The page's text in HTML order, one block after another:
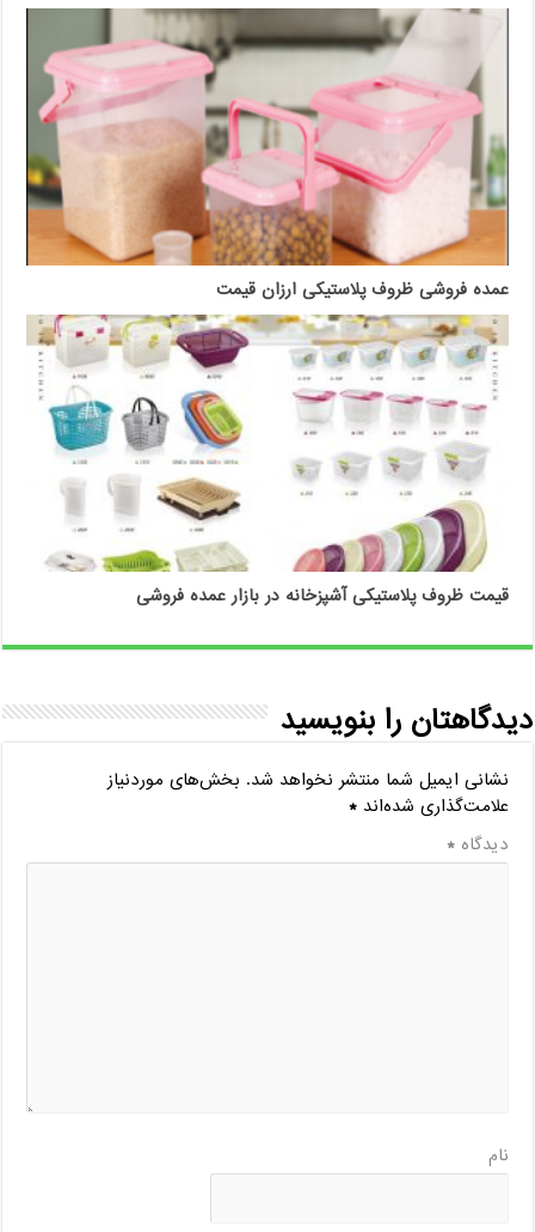
عمده فروشی ظروف پلاستیکی ارزان قیمت
قیمت ظروف پلاستیکی آشپزخانه در بازار عمده فروشی
دیدگاهتان را بنویسید
نشانی ایمیل شما منتشر نخواهد شد. بخش‌های موردنیاز
علامت‌گذاری شده‌اند*
دیدگاه*
نام